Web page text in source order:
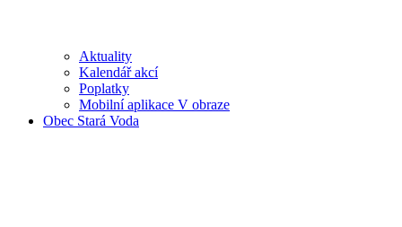
Aktuality
Kalendář akcí
Poplatky
Mobilní aplikace V obraze
Obec Stará Voda